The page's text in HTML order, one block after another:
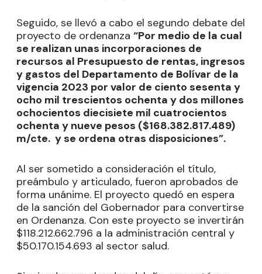
Seguido, se llevó a cabo el segundo debate del
proyecto de ordenanza “Por medio de la cual
se realizan unas incorporaciones de
recursos al Presupuesto de rentas, ingresos
y gastos del Departamento de Bolívar de la
vigencia 2023 por valor de ciento sesenta y
ocho mil trescientos ochenta y dos millones
ochocientos diecisiete mil cuatrocientos
ochenta y nueve pesos ($168.382.817.489)
m/cte. y se ordena otras disposiciones”.
Al ser sometido a consideración el título,
preámbulo y articulado, fueron aprobados de
forma unánime. El proyecto quedó en espera
de la sanción del Gobernador para convertirse
en Ordenanza. Con este proyecto se invertirán
$118.212.662.796 a la administración central y
$50.170.154.693 al sector salud.